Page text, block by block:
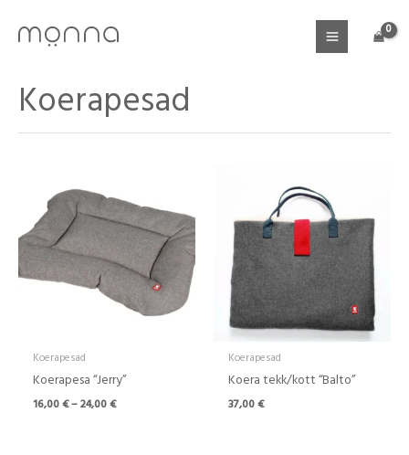
content
Koerapesad
Koerapesad
Koerapesa “Jerry”
16,00€–24,00€
kuni
24,00 €
Koerapesad
Koera tekk/kott “Balto”
37,00€